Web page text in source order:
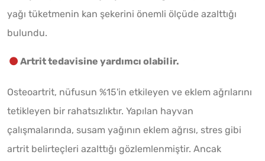
yağı tüketmenin kan şekerini önemli ölçüde azalttığı
bulundu.
Artrit tedavisine yardımcı olabilir.
Osteoartrit, nüfusun %15'in etkileyen ve eklem ağrılarını
tetikleyen bir rahatsızlıktır. Yapılan hayvan
çalışmalarında, susam yağının eklem ağrısı, stres gibi
artrit belirteçleri azalttığı gözlemlenmiştir. Ancak